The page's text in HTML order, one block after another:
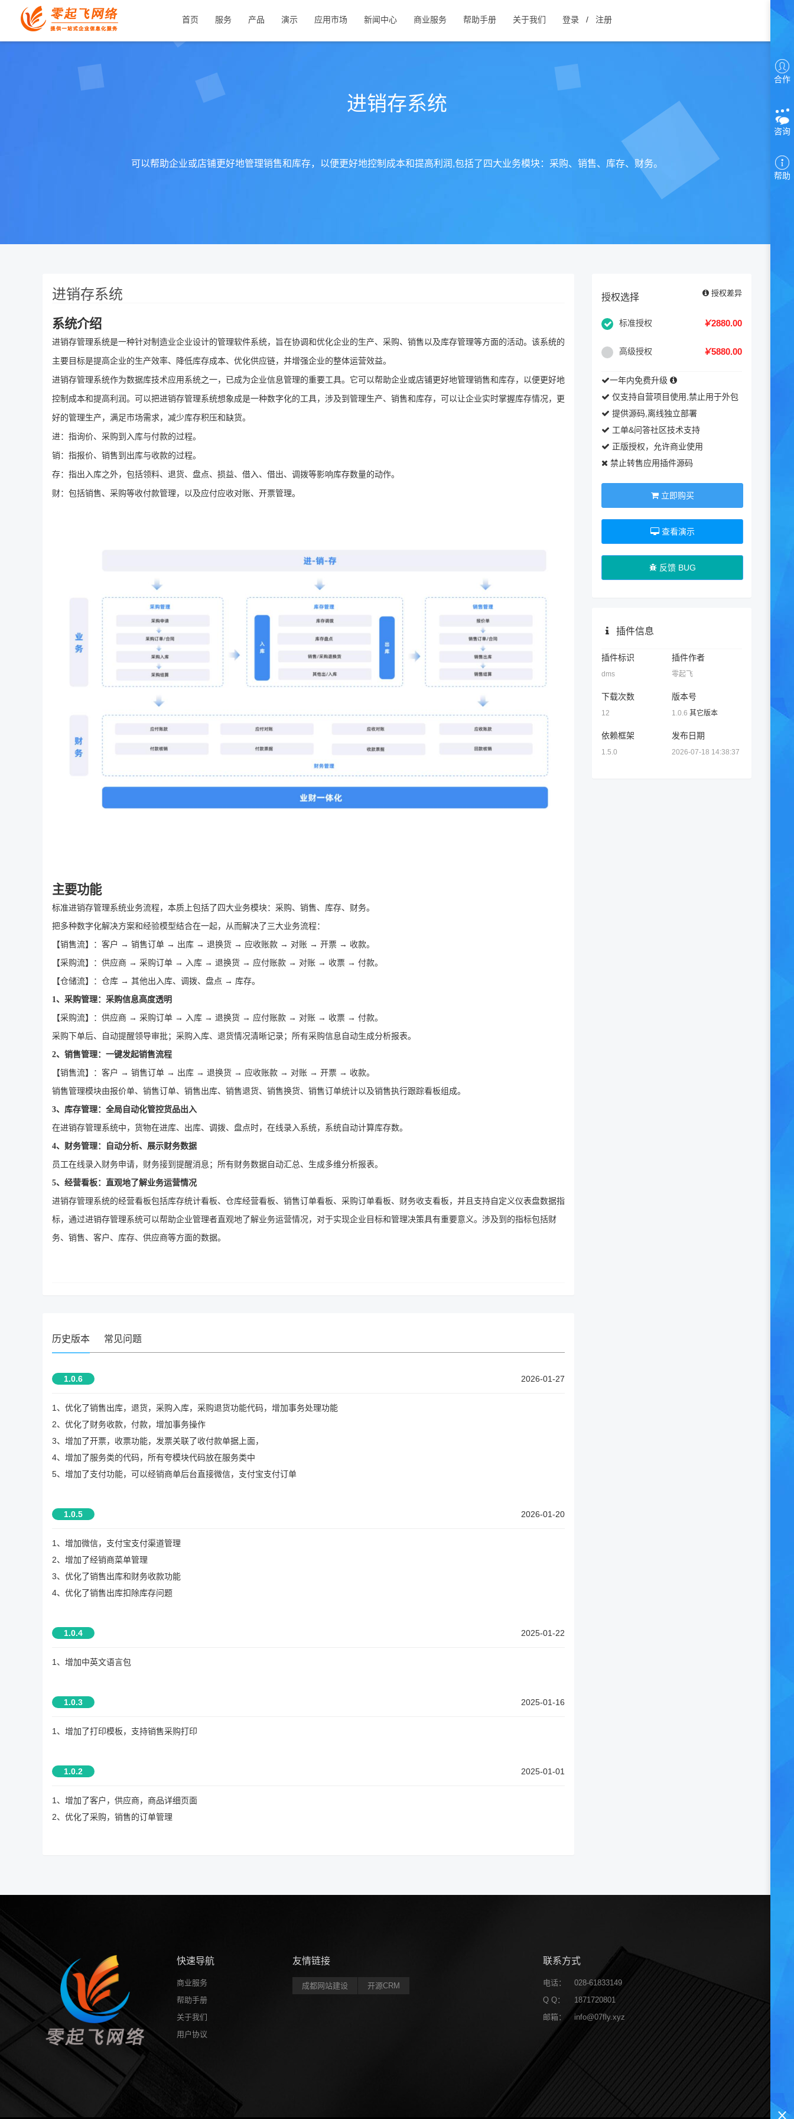
首页 服务 产品 演示 应用市场 新闻中心 商业服务 帮助手册 关于我们 登录 / 注册
合作
咨询
帮助
进销存系统
可以帮助企业或店铺更好地管理销售和库存，以便更好地控制成本和提高利润,包括了四大业务模块：采购、销售、库存、财务。
进销存系统
系统介绍
进销存管理系统是一种针对制造业企业设计的管理软件系统，旨在协调和优化企业的生产、采购、销售以及库存管理等方面的活动。该系统的
主要目标是提高企业的生产效率、降低库存成本、优化供应链，并增强企业的整体运营效益。
进销存管理系统作为数据库技术应用系统之一，已成为企业信息管理的重要工具。它可以帮助企业或店铺更好地管理销售和库存，以便更好地
控制成本和提高利润。可以把进销存管理系统想象成是一种数字化的工具，涉及到管理生产、销售和库存，可以让企业实时掌握库存情况，更
好的管理生产，满足市场需求，减少库存积压和缺货。
进：指询价、采购到入库与付款的过程。
销：指报价、销售到出库与收款的过程。
存：指出入库之外，包括领料、退货、盘点、损益、借入、借出、调拨等影响库存数量的动作。
财：包括销售、采购等收付款管理，以及应付应收对账、开票管理。
主要功能
标准进销存管理系统业务流程，本质上包括了四大业务模块：采购、销售、库存、财务。
把多种数字化解决方案和经验模型结合在一起，从而解决了三大业务流程：
【销售流】：客户 → 销售订单 → 出库 → 退换货 → 应收账款 → 对账 → 开票 → 收款。
【采购流】：供应商 → 采购订单 → 入库 → 退换货 → 应付账款 → 对账 → 收票 → 付款。
【仓储流】：仓库 → 其他出入库、调拨、盘点 → 库存。
1、采购管理：采购信息高度透明
【采购流】：供应商 → 采购订单 → 入库 → 退换货 → 应付账款 → 对账 → 收票 → 付款。
采购下单后、自动提醒领导审批；采购入库、退货情况清晰记录；所有采购信息自动生成分析报表。
2、销售管理：一键发起销售流程
【销售流】：客户 → 销售订单 → 出库 → 退换货 → 应收账款 → 对账 → 开票 → 收款。
销售管理模块由报价单、销售订单、销售出库、销售退货、销售换货、销售订单统计以及销售执行跟踪看板组成。
3、库存管理：全局自动化管控货品出入
在进销存管理系统中，货物在进库、出库、调拨、盘点时，在线录入系统，系统自动计算库存数。
4、财务管理：自动分析、展示财务数据
员工在线录入财务申请，财务接到提醒消息；所有财务数据自动汇总、生成多维分析报表。
5、经营看板：直观地了解业务运营情况
进销存管理系统的经营看板包括库存统计看板、仓库经营看板、销售订单看板、采购订单看板、财务收支看板，并且支持自定义仪表盘数据指
标， 通过进销存管理系统可以帮助企业管理者直观地了解业务运营情况，对于实现企业目标和管理决策具有重要意义。涉及到的指标包括财
务、销售、客户、库存、供应商等方面的数据。
历史版本 常见问题
1.0.6 2026-01-27
1、优化了销售出库，退货，采购入库，采购退货功能代码，增加事务处理功能
2、优化了财务收款，付款，增加事务操作
3、增加了开票，收票功能，发票关联了收付款单据上面，
4、增加了服务类的代码，所有夸模块代码放在服务类中
5、增加了支付功能，可以经销商单后台直接微信，支付宝支付订单
1.0.5 2026-01-20
1、增加微信，支付宝支付渠道管理
2、增加了经销商菜单管理
3、优化了销售出库和财务收款功能
4、优化了销售出库扣除库存问题
1.0.4 2025-01-22
1、增加中英文语言包
1.0.3 2025-01-16
1、增加了打印模板，支持销售采购打印
1.0.2 2025-01-01
1、增加了客户，供应商，商品详细页面
2、优化了采购，销售的订单管理
授权选择 授权差异
标准授权 ￥2880.00
高级授权 ￥5880.00
一年内免费升级
仅支持自营项目使用,禁止用于外包
提供源码,离线独立部署
工单&问答社区技术支持
正版授权，允许商业使用
禁止转售应用插件源码
立即购买
查看演示
反馈 BUG
插件信息
插件标识
dms
插件作者
零起飞
下载次数
12
版本号
1.0.6 其它版本
依赖框架
1.5.0
发布日期
2026-07-18 14:38:37
快速导航
商业服务
帮助手册
关于我们
用户协议
友情链接
成都网站建设 开源CRM
联系方式
电话：
028-61833149
Q Q：
1871720801
邮箱：
info@07fly.xyz